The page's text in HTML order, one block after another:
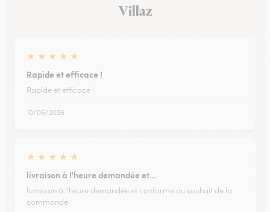
Villaz
★ ★ ★ ★ ★
Rapide et efficace !
Rapide et efficace !
10/05/2026
★ ★ ★ ★ ★
livraison à l'heure demandée et…
livraison à l'heure demandée et conforme au souhait de la
commande